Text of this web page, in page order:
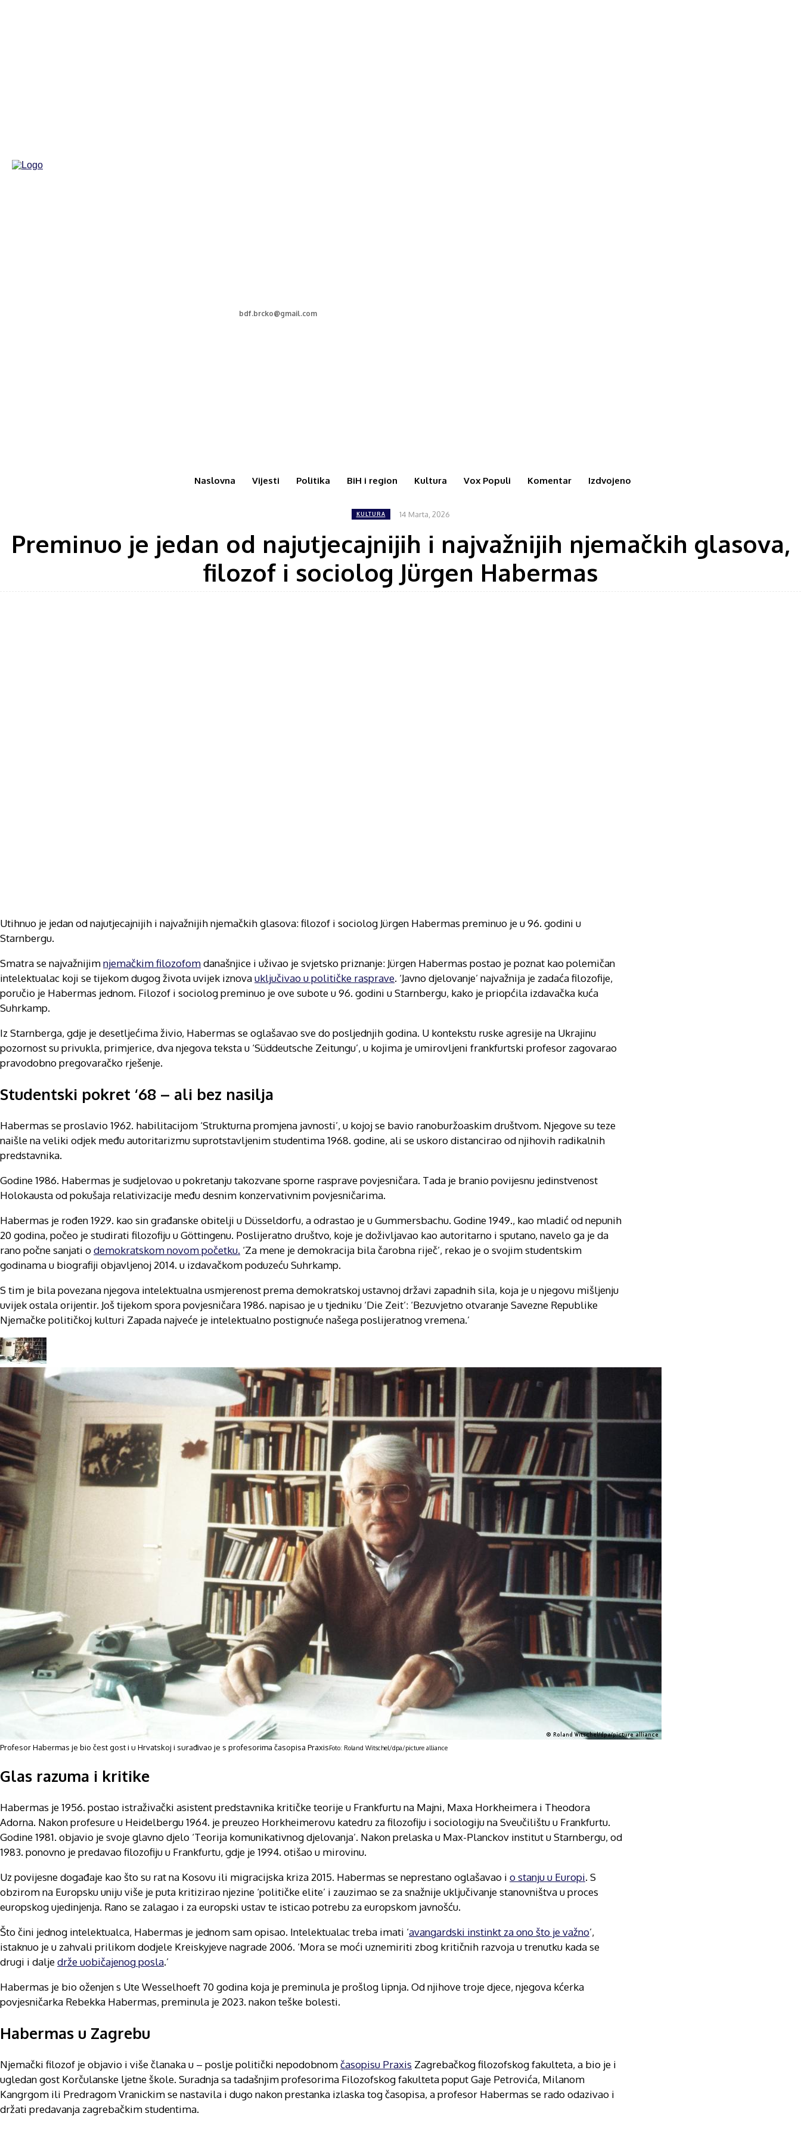
bdf.brcko@gmail.com
Naslovna Vijesti Politika BiH i region Kultura Vox Populi Komentar Izdvojeno
KULTURA 14 Marta, 2026
Preminuo je jedan od najutjecajnijih i najvažnijih njemačkih glasova,
filozof i sociolog Jürgen Habermas
Utihnuo je jedan od najutjecajnijih i najvažnijih njemačkih glasova: filozof i sociolog Jürgen Habermas preminuo je u 96. godini u
Starnbergu.
Smatra se najvažnijimnjemačkim filozofomdanašnjice i uživao je svjetsko priznanje: Jürgen Habermas postao je poznat kao polemičan
intelektualac koji se tijekom dugog života uvijek iznovauključivao u političke rasprave. ‘Javno djelovanje’ najvažnija je zadaća filozofije,
poručio je Habermas jednom. Filozof i sociolog preminuo je ove subote u 96. godini u Starnbergu, kako je priopćila izdavačka kuća
Suhrkamp.
Iz Starnberga, gdje je desetljećima živio, Habermas se oglašavao sve do posljednjih godina. U kontekstu ruske agresije na Ukrajinu
pozornost su privukla, primjerice, dva njegova teksta u ‘Süddeutsche Zeitungu’, u kojima je umirovljeni frankfurtski profesor zagovarao
pravodobno pregovaračko rješenje.
Studentski pokret ‘68 – ali bez nasilja
Habermas se proslavio 1962. habilitacijom ‘Strukturna promjena javnosti’, u kojoj se bavio ranoburžoaskim društvom. Njegove su teze
naišle na veliki odjek među autoritarizmu suprotstavljenim studentima 1968. godine, ali se uskoro distancirao od njihovih radikalnih
predstavnika.
Godine 1986. Habermas je sudjelovao u pokretanju takozvane sporne rasprave povjesničara. Tada je branio povijesnu jedinstvenost
Holokausta od pokušaja relativizacije među desnim konzervativnim povjesničarima.
Habermas je rođen 1929. kao sin građanske obitelji u Düsseldorfu, a odrastao je u Gummersbachu. Godine 1949., kao mladić od nepunih
20 godina, počeo je studirati filozofiju u Göttingenu. Poslijeratno društvo, koje je doživljavao kao autoritarno i sputano, navelo ga je da
rano počne sanjati odemokratskom novom početku. ‘Za mene je demokracija bila čarobna riječ’, rekao je o svojim studentskim
godinama u biografiji objavljenoj 2014. u izdavačkom poduzeću Suhrkamp.
S tim je bila povezana njegova intelektualna usmjerenost prema demokratskoj ustavnoj državi zapadnih sila, koja je u njegovu mišljenju
uvijek ostala orijentir. Još tijekom spora povjesničara 1986. napisao je u tjedniku ‘Die Zeit’: ‘Bezuvjetno otvaranje Savezne Republike
Njemačke političkoj kulturi Zapada najveće je intelektualno postignuće našega poslijeratnog vremena.’
Profesor Habermas je bio čest gost i u Hrvatskoj i surađivao je s profesorima časopisa PraxisFoto: Roland Witschel/dpa/picture alliance
Glas razuma i kritike
Habermas je 1956. postao istraživački asistent predstavnika kritičke teorije u Frankfurtu na Majni, Maxa Horkheimera i Theodora
Adorna. Nakon profesure u Heidelbergu 1964. je preuzeo Horkheimerovu katedru za filozofiju i sociologiju na Sveučilištu u Frankfurtu.
Godine 1981. objavio je svoje glavno djelo ‘Teorija komunikativnog djelovanja’. Nakon prelaska u Max-Planckov institut u Starnbergu, od
1983. ponovno je predavao filozofiju u Frankfurtu, gdje je 1994. otišao u mirovinu.
Uz povijesne događaje kao što su rat na Kosovu ili migracijska kriza 2015. Habermas se neprestano oglašavao i o stanju u Europi. S
obzirom na Europsku uniju više je puta kritizirao njezine ‘političke elite’ i zauzimao se za snažnije uključivanje stanovništva u proces
europskog ujedinjenja. Rano se zalagao i za europski ustav te isticao potrebu za europskom javnošću.
Što čini jednog intelektualca, Habermas je jednom sam opisao. Intelektualac treba imati ‘avangardski instinkt za ono što je važno’,
istaknuo je u zahvali prilikom dodjele Kreiskyjeve nagrade 2006. ‘Mora se moći uznemiriti zbog kritičnih razvoja u trenutku kada se
drugi i daljedrže uobičajenog posla.’
Habermas je bio oženjen s Ute Wesselhoeft 70 godina koja je preminula je prošlog lipnja. Od njihove troje djece, njegova kćerka
povjesničarka Rebekka Habermas, preminula je 2023. nakon teške bolesti.
Habermas u Zagrebu
Njemački filozof je objavio i više članaka u – poslje politički nepodobnomčasopisu Praxis Zagrebačkog filozofskog fakulteta, a bio je i
ugledan gost Korčulanske ljetne škole. Suradnja sa tadašnjim profesorima Filozofskog fakulteta poput Gaje Petrovića, Milanom
Kangrgom ili Predragom Vranickim se nastavila i dugo nakon prestanka izlaska tog časopisa, a profesor Habermas se rado odazivao i
držati predavanja zagrebačkim studentima.